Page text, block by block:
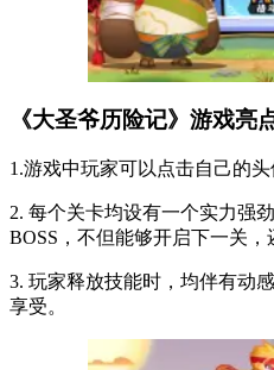
《大圣爷历险记》游戏亮
1.游戏中玩家可以点击自己的
2. 每个关卡均设有一个实力强
BOSS，不但能够开启下一关，
3. 玩家释放技能时，均伴有动
享受。